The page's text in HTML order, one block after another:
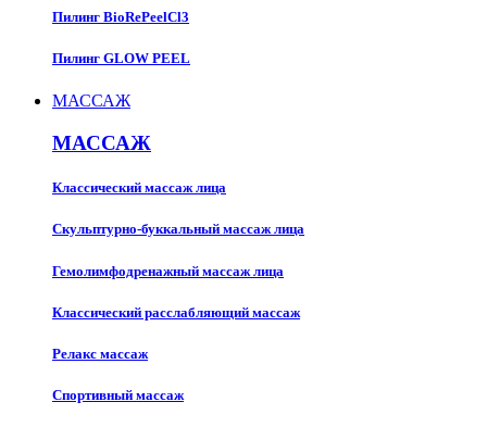
Пилинг BioRePeelCl3
Пилинг GLOW PEEL
МАССАЖ
МАССАЖ
Классический массаж лица
Скульптурно-буккальный массаж лица
Гемолимфодренажный массаж лица
Классический расслабляющий массаж
Релакс массаж
Спортивный массаж